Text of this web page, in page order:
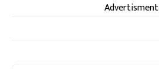
Advertisment